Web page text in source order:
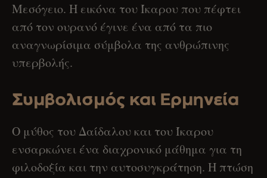
Μεσόγειο. Η εικόνα του Ίκαρου που πέφτει
από τον ουρανό έγινε ένα από τα πιο
αναγνωρίσιμα σύμβολα της ανθρώπινης
υπερβολής.
Συμβολισμός και Ερμηνεία
Ο μύθος του Δαίδαλου και του Ίκαρου
ενσαρκώνει ένα διαχρονικό μάθημα για τη
φιλοδοξία και την αυτοσυγκράτηση. Η πτώση